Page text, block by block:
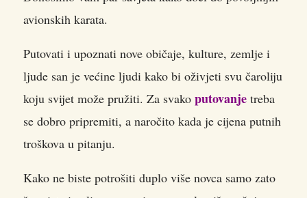
avionskih karata.
Putovati i upoznati nove običaje, kulture, zemlje i
ljude san je većine ljudi kako bi oživjeti svu čaroliju
koju svijet može pružiti. Za svako putovanje treba
se dobro pripremiti, a naročito kada je cijena putnih
troškova u pitanju.
Kako ne biste potrošiti duplo više novca samo zato